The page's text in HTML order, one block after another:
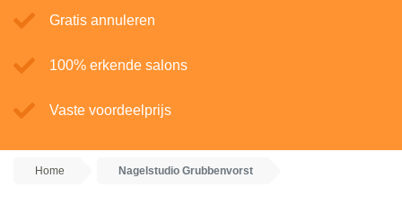
Gratis annuleren
100% erkende salons
Vaste voordeelprijs
Home Nagelstudio Grubbenvorst